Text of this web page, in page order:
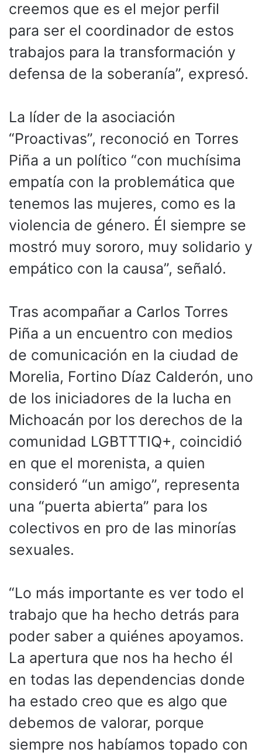
creemos que es el mejor perfil
para ser el coordinador de estos
trabajos para la transformación y
defensa de la soberanía”, expresó.
La líder de la asociación
“Proactivas”, reconoció en Torres
Piña a un político “con muchísima
empatía con la problemática que
tenemos las mujeres, como es la
violencia de género. Él siempre se
mostró muy sororo, muy solidario y
empático con la causa”, señaló.
Tras acompañar a Carlos Torres
Piña a un encuentro con medios
de comunicación en la ciudad de
Morelia, Fortino Díaz Calderón, uno
de los iniciadores de la lucha en
Michoacán por los derechos de la
comunidad LGBTTTIQ+, coincidió
en que el morenista, a quien
consideró “un amigo”, representa
una “puerta abierta” para los
colectivos en pro de las minorías
sexuales.
“Lo más importante es ver todo el
trabajo que ha hecho detrás para
poder saber a quiénes apoyamos.
La apertura que nos ha hecho él
en todas las dependencias donde
ha estado creo que es algo que
debemos de valorar, porque
siempre nos habíamos topado con